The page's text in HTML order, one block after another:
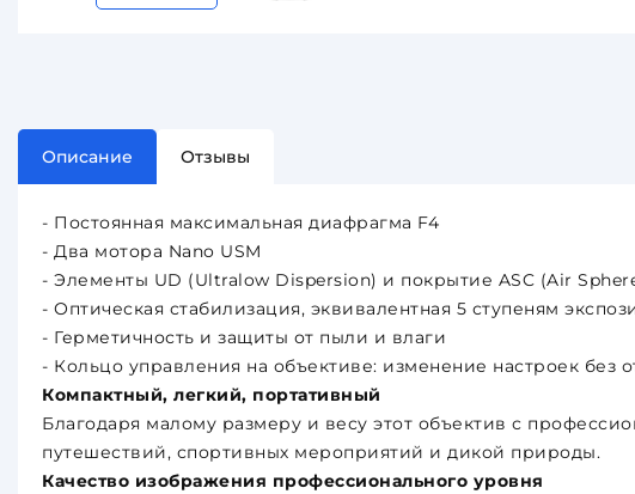
Описание Отзывы
- Постоянная максимальная диафрагма F4
- Два мотора Nano USM
- Элементы UD (Ultralow Dispersion) и покрытие ASC (Air
- Оптическая стабилизация, эквивалентная 5 ступеням
- Герметичность и защиты от пыли и влаги
- Кольцо управления на объективе: изменение настроек без
Компактный, легкий, портативный
Благодаря малому размеру и весу этот объектив с
путешествий, спортивных мероприятий и дикой природы.
Качество изображения профессионального уровня